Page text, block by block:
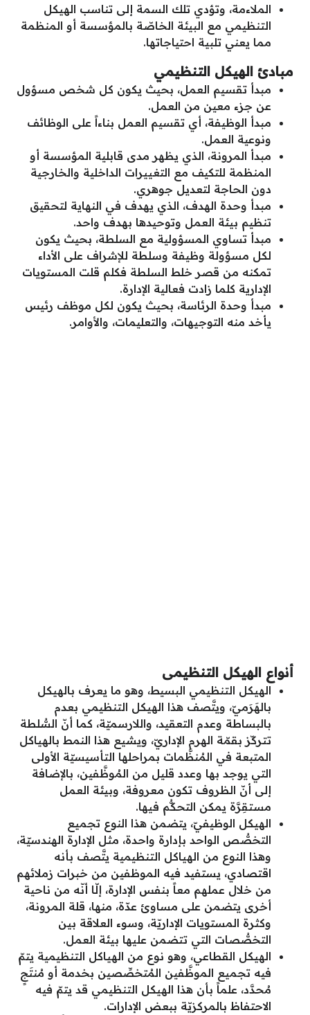
الملاءمة، وتؤدي تلك السمة إلى تناسب الهيكل
التنظيمي مع البيئة الخاصّة بالمؤسسة أو المنظمة
مما يعني تلبية احتياجاتها.
مبادئ الهيكل التنظيمي
مبدأ تقسيم العمل، بحيث يكون كل شخص مسؤول
عن جزء معين من العمل.
مبدأ الوظيفة، أي تقسيم العمل بناءاً على الوظائف
ونوعية العمل.
مبدأ المرونة، الذي يظهر مدى قابلية المؤسسة أو
المنظمة للتكيف مع التغييرات الداخلية والخارجية
دون الحاجة لتعديل جوهري.
مبدأ وحدة الهدف، الذي يهدف في النهاية لتحقيق
تنظيم بيئة العمل وتوحيدها بهدف واحد.
مبدأ تساوي المسؤولية مع السلطة، بحيث يكون
لكل مسؤولة وظيفة وسلطة للإشراف على الأداء
تمكنه من قصر خلط السلطة فكلم قلت المستويات
الإدارية كلما زادت فعالية الإدارة.
مبدأ وحدة الرئاسة، بحيث يكون لكل موظف رئيس
يأخد منه التوجيهات، والتعليمات، والأوامر.
أنواع الهيكل التنظيمى
الهيكل التنظيمي البسيط، وهو ما يعرف بالهيكل
بالهَرَميّ، ويتَّصف هذا الهيكل التنظيمي بعدم
بالبساطة وعدم التعقيد، واللارسميّة، كما أنّ السُّلطة
تتركّز بقمّة الهرم الإداريّ، ويشيع هذا النمط بالهياكل
المتبعة في المُنظَّمات بمراحلها التأسيسيّة الأولى
التي يوجد بها وعدد قليل من المُوظَّفين، بالإضافة
إلى أنّ الظروف تكون معروفة، وبيئة العمل
مستقِرَّة يمكن التحكُّم فيها.
الهيكل الوظيفيّ، يتضمن هذا النوع تجميع
التخصُّص الواحد بإدارة واحدة، مثل الإدارة الهندسيّة،
وهذا النوع من الهياكل التنظيمية يتَّصف بأنه
اقتصادي، يستفيد فيه الموظفين من خبرات زملائهم
من خلال عملهم معاً بنفس الإدارة، إلّا أنّه من ناحية
أخرى يتضمن على مساوئ عدّة، منها، قلة المرونة،
وكثرة المستويات الإداريّة، وسوء العلاقة بين
التخصُّصات التي تتضمن عليها بيئة العمل.
الهيكل القطاعي، وهو نوع من الهياكل التنظيمية يتمّ
فيه تجميع الموظَّفين المُتخصِّصين بخدمة أو مُنتَجٍ
مُحدَّد، علماً بأن هذا الهيكل التنظيمي قد يتمّ فيه
الاحتفاظ بالمركزيّة ببعض الإدارات.